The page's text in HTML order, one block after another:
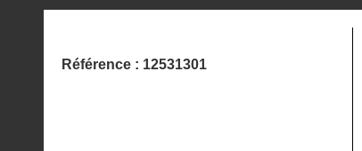
Référence : 12531301